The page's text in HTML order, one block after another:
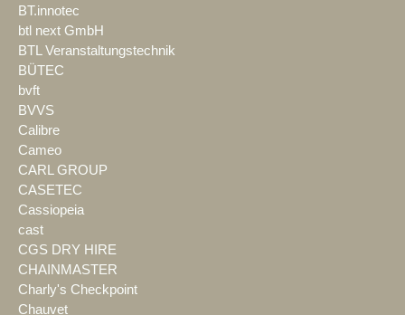
BT.innotec
btl next GmbH
BTL Veranstaltungstechnik
BÜTEC
bvft
BVVS
Calibre
Cameo
CARL GROUP
CASETEC
Cassiopeia
cast
CGS DRY HIRE
CHAINMASTER
Charly's Checkpoint
Chauvet